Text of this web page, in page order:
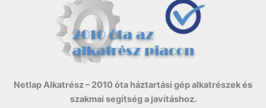
Netlap Alkatrész – 2010 óta háztartási gép alkatrészek és
szakmai segítség a javításhoz.